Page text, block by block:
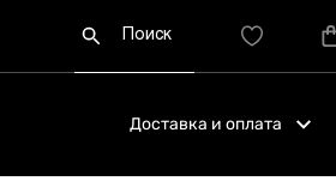
Доставка и оплата